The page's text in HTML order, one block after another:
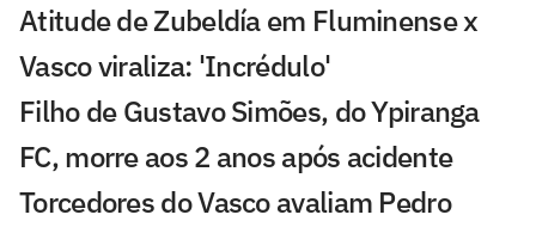
Atitude de Zubeldía em Fluminense x
Vasco viraliza: 'Incrédulo'
Filho de Gustavo Simões, do Ypiranga
FC, morre aos 2 anos após acidente
Torcedores do Vasco avaliam Pedro